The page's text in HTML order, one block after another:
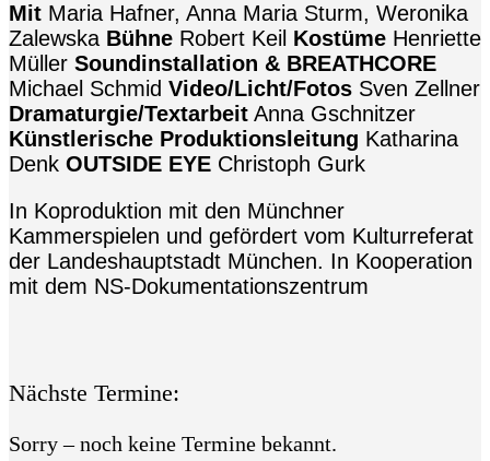
Mit Maria Hafner, Anna Maria Sturm, Weronika
Zalewska Bühne Robert Keil Kostüme Henriette
Müller Soundinstallation & BREATHCORE
Michael Schmid Video/Licht/Fotos Sven Zellner
Dramaturgie/Textarbeit Anna Gschnitzer
Künstlerische Produktionsleitung Katharina
Denk OUTSIDE EYE Christoph Gurk
In Koproduktion mit den Münchner
Kammerspielen und gefördert vom Kulturreferat
der Landeshauptstadt München. In Kooperation
mit dem NS-Dokumentationszentrum
Nächste Termine:
Sorry – noch keine Termine bekannt.